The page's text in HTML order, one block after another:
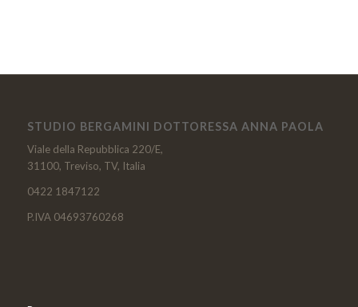
STUDIO BERGAMINI DOTTORESSA ANNA PAOLA
Viale della Repubblica 220/E,
31100, Treviso, TV, Italia
0422 1847122
P.IVA 04693760268